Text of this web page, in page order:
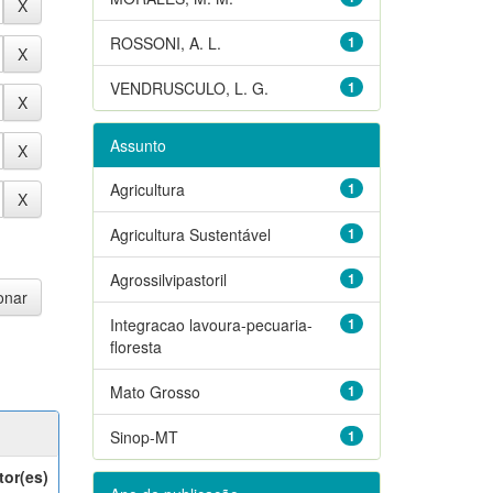
1
ROSSONI, A. L.
1
VENDRUSCULO, L. G.
Assunto
1
Agricultura
1
Agricultura Sustentável
1
Agrossilvipastoril
1
Integracao lavoura-pecuaria-
floresta
1
Mato Grosso
1
Sinop-MT